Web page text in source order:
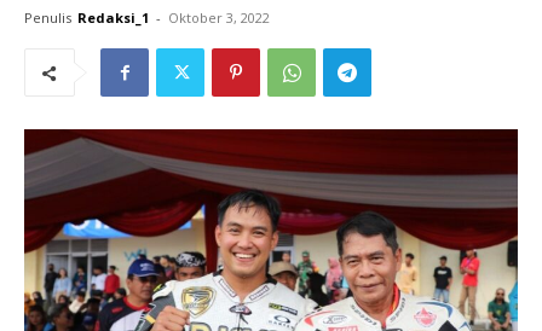
Penulis Redaksi_1 - Oktober 3, 2022